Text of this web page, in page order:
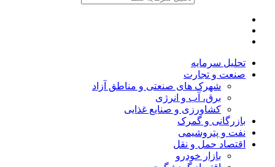
تحلیل‌ سرمایه
صنعت و تجارت
شهرک های صنعتی و مناطق آزاد
برق، آب و انرژی
کشاورزی و صنایع غذایی
بازرگانی و گمرک
نفت و پتروشیمی
اقتصاد حمل و نقل
بازار خودرو